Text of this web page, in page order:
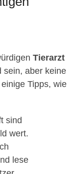
Tierarzt
sein, aber keine
Tipps, wie
sind
wert.
lese